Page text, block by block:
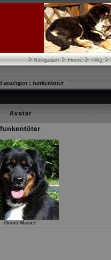
Navigation Home FAQ
anzeigen : funkentöter
Avatar
funkentöter
Grand Master